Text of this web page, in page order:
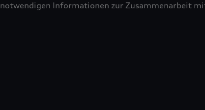
notwendigen Informationen zur Zusammenarbeit